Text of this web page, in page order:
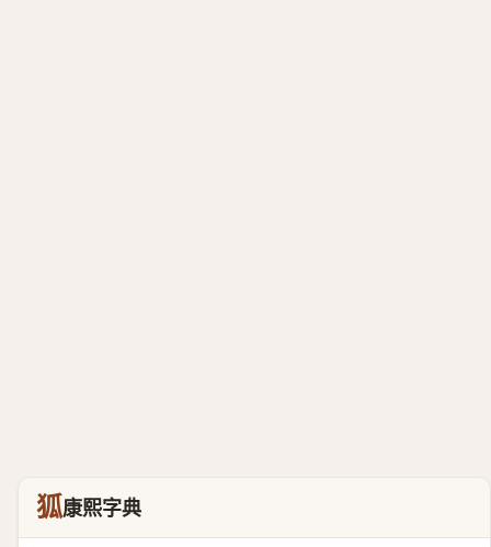
狐康熙字典